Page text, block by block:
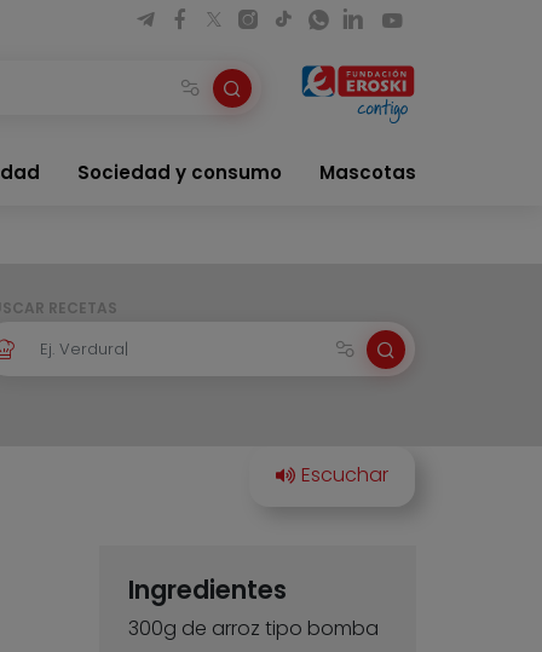
Sociedad y consumo Mascotas
RECETAS
Ingredientes
300g de arroz tipo bomba